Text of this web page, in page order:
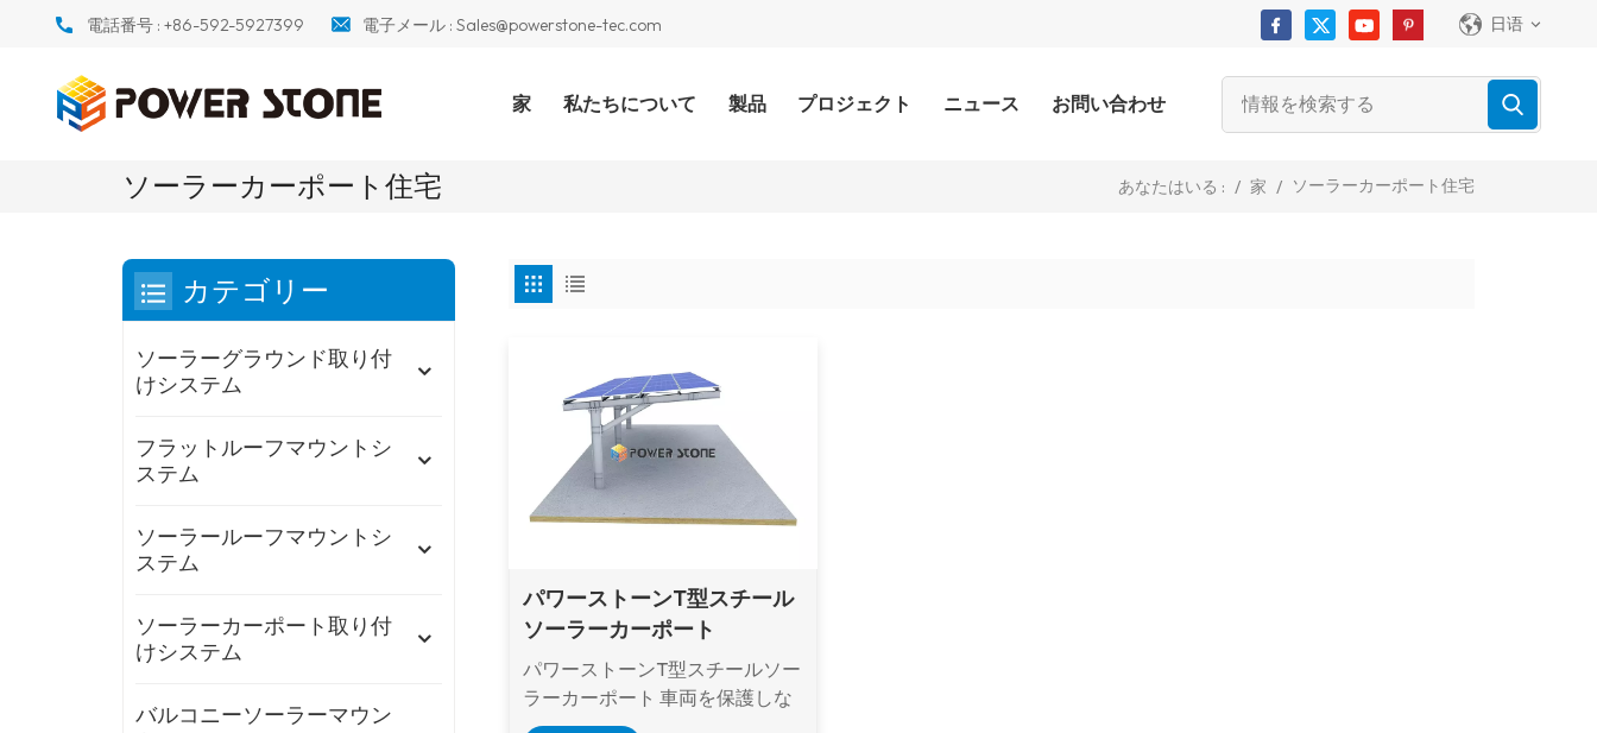
電話番号 :+86-592-5927399 電子メール : Sales@powerstone-tec.com 日语
家 私たちについて 製品 プロジェクト ニュース お問い合わせ
ソーラーカーポート住宅 あなたはいる : / 家 / ソーラーカーポート住宅
パワーストーンT型スチール
ソーラーカーポート
パワーストーンT型スチールソー
ラーカーポート 車両を保護しな
がら太陽エネルギーを利用しよ
カテゴリー
ソーラーグラウンド取り付
けシステム
フラットルーフマウントシ
ステム
ソーラールーフマウントシ
ステム
ソーラーカーポート取り付
けシステム
バルコニーソーラーマウン